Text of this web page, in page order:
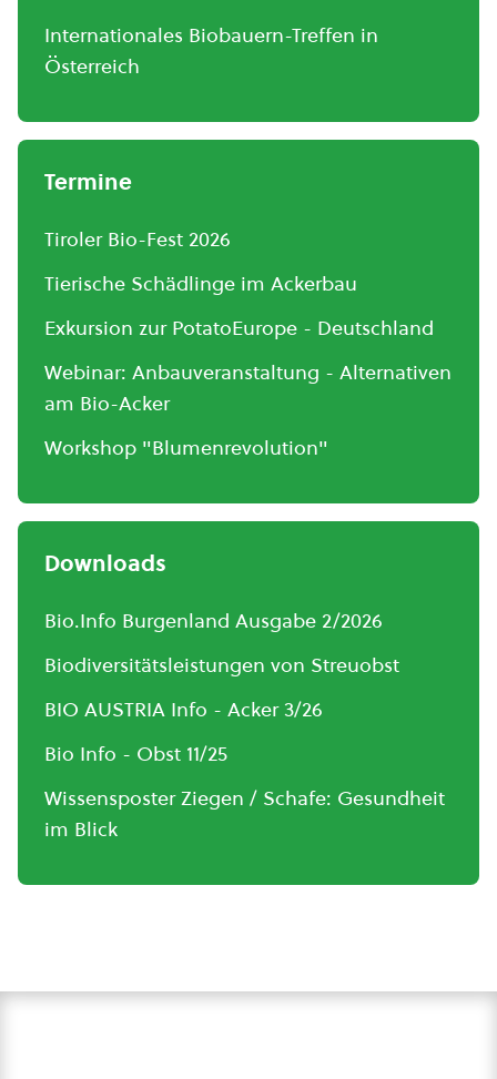
Internationales Biobauern-Treffen in
Österreich
Termine
Tiroler Bio-Fest 2026
Tierische Schädlinge im Ackerbau
Exkursion zur PotatoEurope - Deutschland
Webinar: Anbauveranstaltung - Alternativen
am Bio-Acker
Workshop "Blumenrevolution"
Downloads
Bio.Info Burgenland Ausgabe 2/2026
Biodiversitätsleistungen von Streuobst
BIO AUSTRIA Info - Acker 3/26
Bio Info - Obst 11/25
Wissensposter Ziegen / Schafe: Gesundheit
im Blick